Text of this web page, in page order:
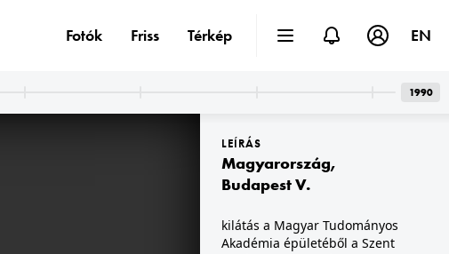
LEÍRÁS
Magyarország,
Budapest V.
kilátás a Magyar Tudományos
Akadémia épületéből a Szent
Fotók Friss Térkép EN
1990